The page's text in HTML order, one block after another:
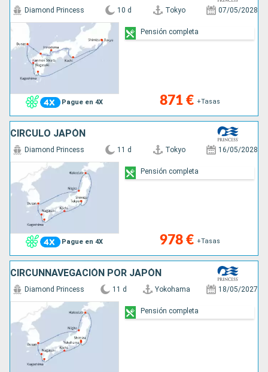
Pague en 4X
Diamond Princess 10 d Tokyo 07/05/2028
871 € +Tasas
Pensión completa
CÍRCULO JAPÓN
Pague en 4X
Diamond Princess 11 d Tokyo 16/05/2028
978 € +Tasas
Pensión completa
CIRCUNNAVEGACIÓN POR JAPÓN
Diamond Princess 11 d Yokohama 18/05/2027
Pensión completa